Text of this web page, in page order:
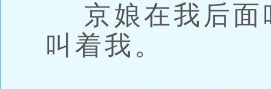
京娘在我后面
叫着我。